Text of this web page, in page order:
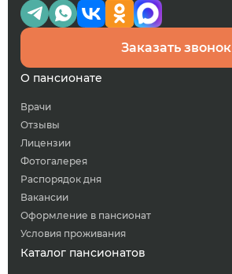
Заказать звонок
О пансионате
Врачи
Отзывы
Лицензии
Фотогалерея
Распорядок дня
Вакансии
Оформление в пансионат
Условия проживания
Каталог пансионатов